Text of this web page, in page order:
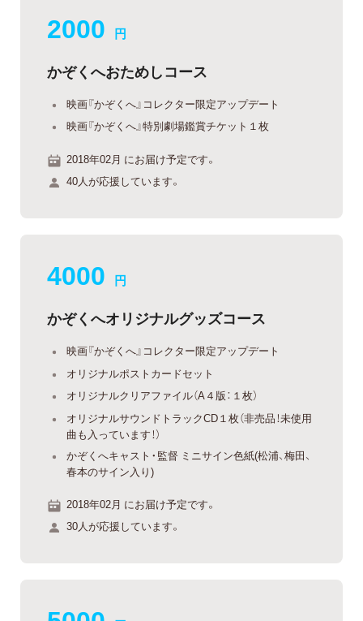
2000 円
かぞくへおためしコース
映画『かぞくへ』コレクター限定アップデート
映画『かぞくへ』特別劇場鑑賞チケット１枚
2018年02月 にお届け予定です。
40人が応援しています。
4000 円
かぞくへオリジナルグッズコース
映画『かぞくへ』コレクター限定アップデート
オリジナルポストカードセット
オリジナルクリアファイル（A４版：１枚）
オリジナルサウンドトラックCD１枚（非売品！未使用
曲も入っています！）
かぞくへキャスト・監督 ミニサイン色紙(松浦、梅田、
春本のサイン入り)
2018年02月 にお届け予定です。
30人が応援しています。